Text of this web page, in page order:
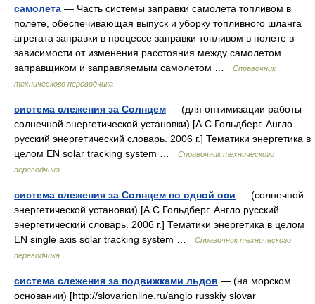
самолета — Часть системы заправки самолета топливом в
полете, обеспечивающая выпуск и уборку топливного шланга
агрегата заправки в процессе заправки топливом в полете в
зависимости от изменения расстояния между самолетом
заправщиком и заправляемым самолетом …
Справочник
технического переводчика
система слежения за Солнцем — (для оптимизации работы
солнечной энергетической установки) [А.С.Гольдберг. Англо
русский энергетический словарь. 2006 г.] Тематики энергетика в
целом EN solar tracking system …
Справочник технического
переводчика
система слежения за Солнцем по одной оси — (солнечной
энергетической установки) [А.С.Гольдберг. Англо русский
энергетический словарь. 2006 г.] Тематики энергетика в целом
EN single axis solar tracking system …
Справочник технического
переводчика
система слежения за подвижками льдов — (на морском
основании) [http://slovarionline.ru/anglo russkiy slovar